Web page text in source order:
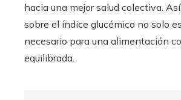
hacia una mejor salud colectiva.
sobre el índice glucémico no solo
necesario para una alimentación
equilibrada.